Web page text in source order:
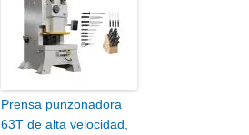
Prensa punzonadora
63T de alta velocidad,